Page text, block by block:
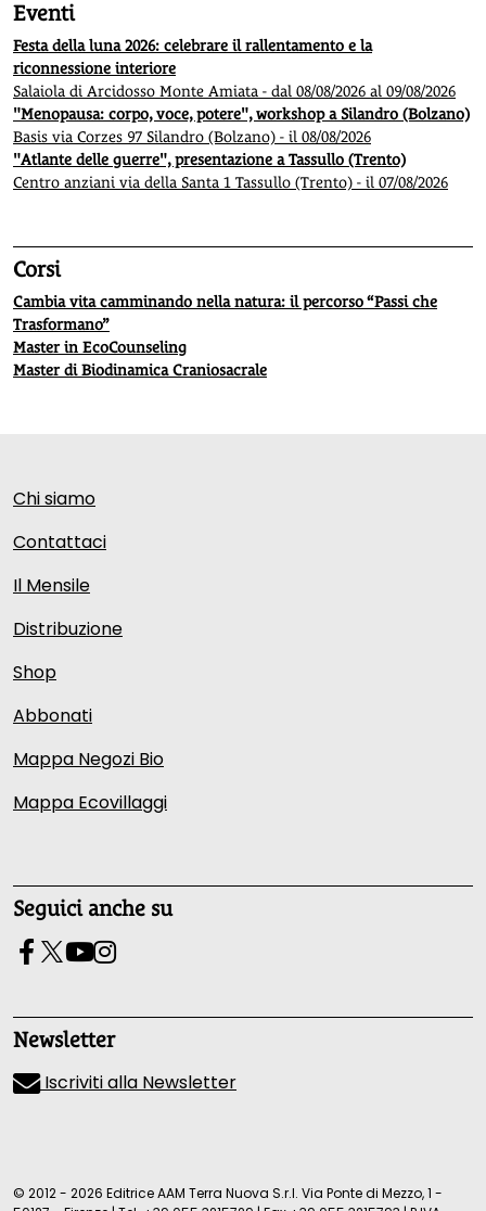
Eventi
Festa della luna 2026: celebrare il rallentamento e la
riconnessione interiore
Salaiola di Arcidosso Monte Amiata - dal 08/08/2026 al 09/08/2026
"Menopausa: corpo, voce, potere", workshop a Silandro (Bolzano)
Basis via Corzes 97 Silandro (Bolzano) - il 08/08/2026
"Atlante delle guerre", presentazione a Tassullo (Trento)
Centro anziani via della Santa 1 Tassullo (Trento) - il 07/08/2026
Corsi
Cambia vita camminando nella natura: il percorso “Passi che
Trasformano”
Master in EcoCounseling
Master di Biodinamica Craniosacrale
Chi siamo
Contattaci
Il Mensile
Distribuzione
Shop
Abbonati
Mappa Negozi Bio
Mappa Ecovillaggi
Seguici anche su
Newsletter
Iscriviti alla Newsletter
© 2012 - 2026 Editrice AAM Terra Nuova S.r.l. Via Ponte di Mezzo, 1 -